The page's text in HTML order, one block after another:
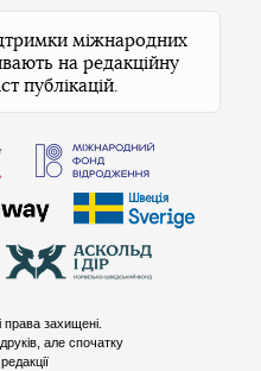
міжнародних
на редакційну
публікацій.
захищені.
але спочатку